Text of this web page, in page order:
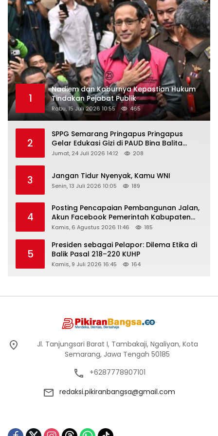
1
Nadiem dan Kaburnya Kepastian Hukum
Tindakan Pejabat Publik
Rabu, 15 Juli 2026 10:55 465
2
SPPG Semarang Pringapus Pringapus
Gelar Edukasi Gizi di PAUD Bina Balita
Peringati Hari Anak Nasional 2026
Jumat, 24 Juli 2026 14:12 208
3 Jangan Tidur Nyenyak, Kamu WNI
Senin, 13 Juli 2026 10:05 189
4
Posting Pencapaian Pembangunan Jalan,
Akun Facebook Pemerintah Kabupaten
Rembang “Dirujak” Warganet
Kamis, 6 Agustus 2026 11:46 185
5
Presiden sebagai Pelapor: Dilema Etika di
Balik Pasal 218–220 KUHP
Kamis, 9 Juli 2026 16:45 164
Jl. Tanjungsari Barat I, Tambakaji, Ngaliyan, Kota
Semarang, Jawa Tengah 50185
+6287778907101
redaksi.pikiranbangsa@gmail.com